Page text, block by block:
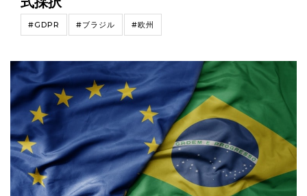
#GDPR #ブラジル #欧州